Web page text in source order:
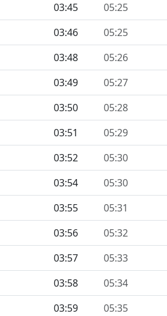
03:45 05:25
03:46 05:25
03:48 05:26
03:49 05:27
03:50 05:28
03:51 05:29
03:52 05:30
03:54 05:30
03:55 05:31
03:56 05:32
03:57 05:33
03:58 05:34
03:59 05:35